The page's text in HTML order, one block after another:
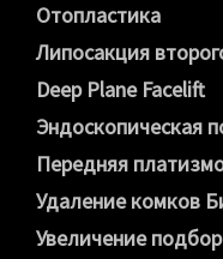
Отопластика
Липосакция
Deep Plane Facelift
Эндоскопическая
Передняя
Удаление комков
Увеличение